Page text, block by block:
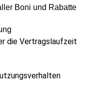
Boni und Rabatte
die Vertragslaufzeit